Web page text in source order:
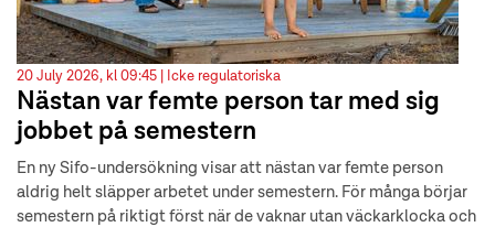
20 July 2026, kl 09:45 | Icke regulatoriska
Nästan var femte person tar med sig
jobbet på semestern
En ny Sifo-undersökning visar att nästan var femte person
aldrig helt släpper arbetet under semestern. För många börjar
semestern på riktigt först när de vaknar utan väckarklocka och